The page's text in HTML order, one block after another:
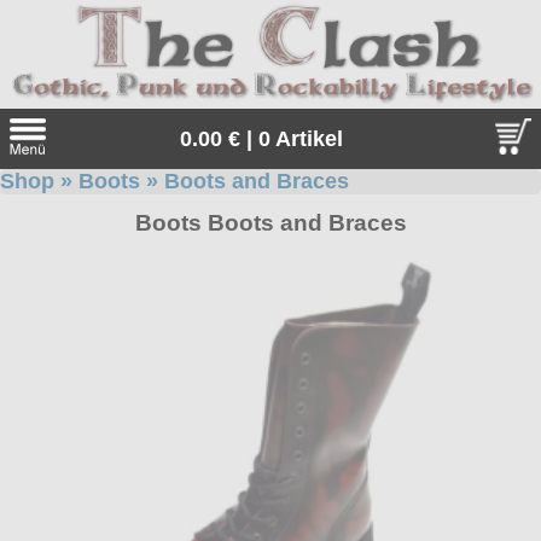
0.00 € | 0 Artikel
Angebote
Sonderangebote
Geschenketipps
Kleidung/Gothic
alle Artikel
Punkrock
Shop » Boots » Boots and Braces
Boots Boots and Braces